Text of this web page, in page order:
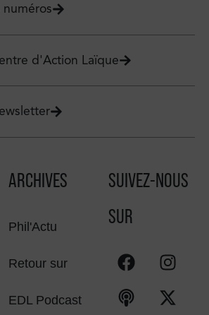
numéros
d'Action Laïque
ARCHIVES
Phil'Actu
Retour sur
EDL Podcast
SUIVEZ-NOUS
SUR